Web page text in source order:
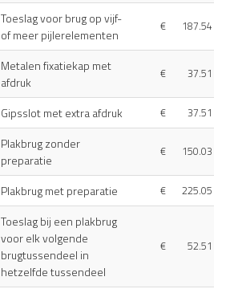
Toeslag voor brug op vijf-
of meer pijlerelementen
€ 187.54
Metalen fixatiekap met
afdruk
€ 37.51
Gipsslot met extra afdruk € 37.51
Plakbrug zonder
preparatie
€ 150.03
Plakbrug met preparatie € 225.05
Toeslag bij een plakbrug
voor elk volgende
brugtussendeel in
hetzelfde tussendeel
€ 52.51